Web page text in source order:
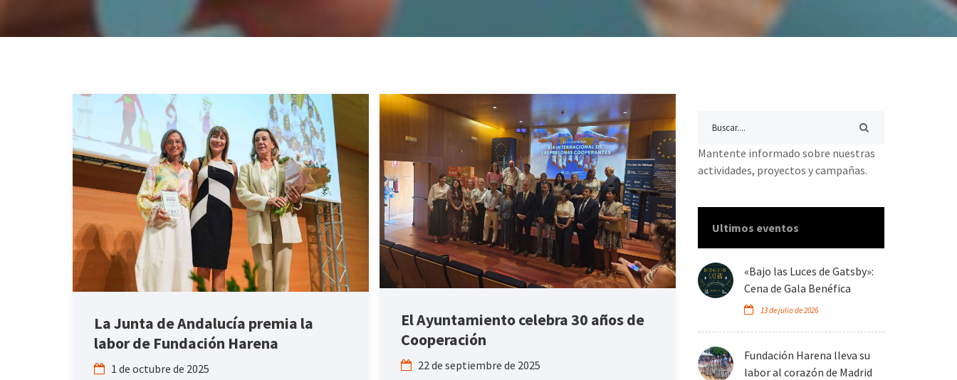
La Junta de Andalucía premia la
labor de Fundación Harena
1 de octubre de 2025
El Ayuntamiento celebra 30 años de
Cooperación
22 de septiembre de 2025
Mantente informado sobre nuestras
actividades, proyectos y campañas.
Ultimos eventos
«Bajo las Luces de Gatsby»:
Cena de Gala Benéfica
13 de julio de 2026
Fundación Harena lleva su
labor al corazón de Madrid